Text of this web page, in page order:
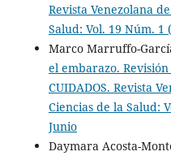
Revista Venezolana
Salud: Vol. 19 Núm. 1
Marco Marruffo-
el embarazo.
CUIDADOS. Revista
Ciencias de la Salud:
Junio
Daymara Acosta-